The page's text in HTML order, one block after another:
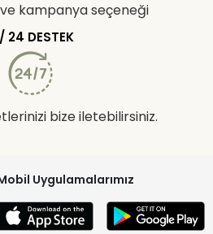
kampanya seçeneği
24 DESTEK
bize iletebilirsiniz.
Uygulamalarımız